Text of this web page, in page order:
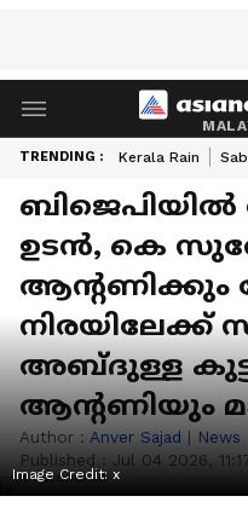
TRENDING : Kerala Rain
ഉടൻ, കെ
ആന്‍റണിക്കും
നിരയിലേക്ക്
അബ്ദുള്ള
ആന്‍റണിയും
Author : Anver Sajad | News
Published : Jul 04 2026,
Image Credit: x